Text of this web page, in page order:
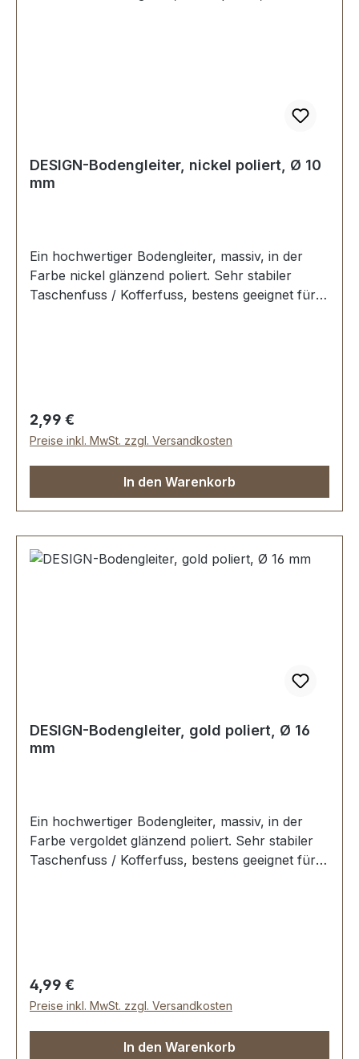
DESIGN-Bodengleiter, nickel poliert, Ø 10
mm
Ein hochwertiger Bodengleiter, massiv, in der
Farbe nickel glänzend poliert. Sehr stabiler
Taschenfuss / Kofferfuss, bestens geeignet für
Regulärer Preis:
2,99 €
Preise inkl. MwSt. zzgl. Versandkosten
In den Warenkorb
DESIGN-Bodengleiter, gold poliert, Ø 16
mm
Ein hochwertiger Bodengleiter, massiv, in der
Farbe vergoldet glänzend poliert. Sehr stabiler
Taschenfuss / Kofferfuss, bestens geeignet für
Regulärer Preis:
4,99 €
Preise inkl. MwSt. zzgl. Versandkosten
In den Warenkorb